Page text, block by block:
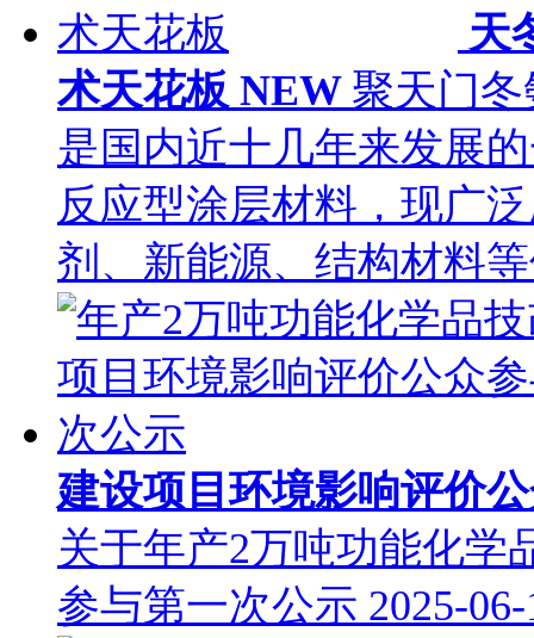
天
术天花板 NEW 聚天门
是国内近十几年来发展
反应型涂层材料，现广
剂、新能源、结构材料
建设项目环境影响评价
关于年产2万吨功能化学
参与第一次公示 2025-